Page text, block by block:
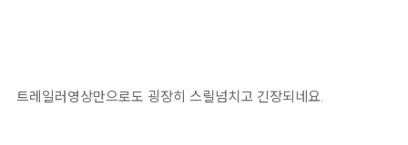
트레일러영상만으로도 굉장히 스릴넘치고 긴장되네요.